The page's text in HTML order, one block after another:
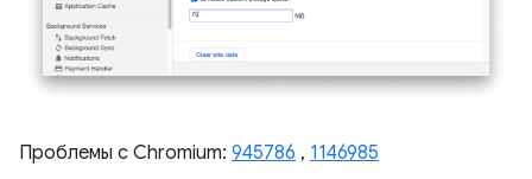
Проблемы с Chromium: 945786 , 1146985